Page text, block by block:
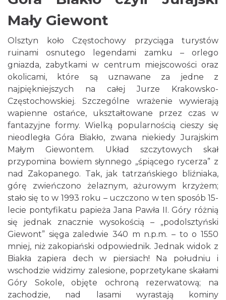
Mały Giewont
Olsztyn koło Częstochowy przyciąga turystów
ruinami osnutego legendami zamku – orlego
gniazda, zabytkami w centrum miejscowości oraz
okolicami, które są uznawane za jedne z
najpiękniejszych na całej Jurze Krakowsko-
Częstochowskiej. Szczególne wrażenie wywierają
wapienne ostańce, ukształtowane przez czas w
fantazyjne formy. Wielką popularnością cieszy się
nieodległa Góra Biakło, zwana niekiedy Jurajskim
Małym Giewontem. Układ szczytowych skał
przypomina bowiem słynnego „śpiącego rycerza” z
nad Zakopanego. Tak, jak tatrzańskiego bliźniaka,
górę zwieńczono żelaznym, ażurowym krzyżem;
stało się to w 1993 roku – uczczono w ten sposób 15-
lecie pontyfikatu papieża Jana Pawła II. Góry różnią
się jednak znacznie wysokością – „podolsztyński
Giewont” sięga zaledwie 340 m n.p.m. – to o 1550
mniej, niż zakopiański odpowiednik. Jednak widok z
Biakła zapiera dech w piersiach! Na południu i
wschodzie widzimy zalesione, poprzetykane skałami
Góry Sokole, objęte ochroną rezerwatową; na
zachodzie, nad lasami wyrastają kominy